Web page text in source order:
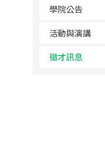
學院公告
活動與演講
徵才訊息